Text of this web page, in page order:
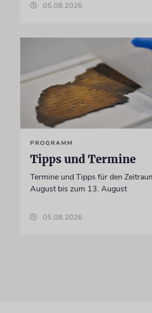
05.08.2026
PROGRAMM
Tipps und Termine
Termine und Tipps für den
August bis zum 13. August
05.08.2026